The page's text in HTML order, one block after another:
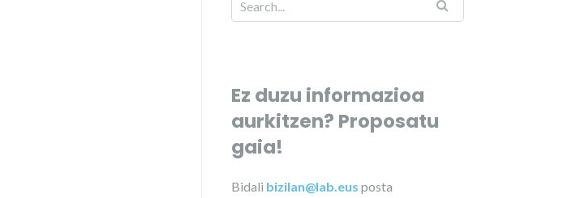
Ez duzu informazioa
aurkitzen? Proposatu
gaia!
Bidali bizilan@lab.eus posta